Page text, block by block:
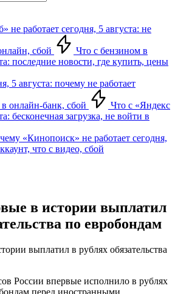
не работает сегодня, 5 августа: не
сбой
Что с бензином в
последние новости, где купить, цены
5 августа: почему не работает
онлайн-банк, сбой
Что с «Яндекс
бесконечная загрузка, не войти в
«Кинопоиск» не работает сегодня,
что с видео, сбой
в истории выплатил
по евробондам
выплатил в рублях обязательства
России впервые исполнило в рублях
перед иностранными